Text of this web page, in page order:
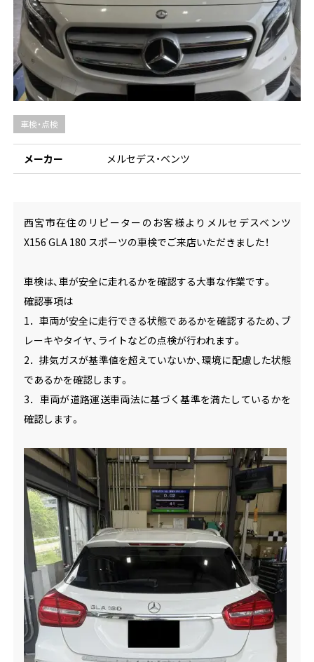
車検・点検
メーカー メルセデス・ベンツ
西宮市在住のリピーターのお客様よりメルセデスベンツ
X156 GLA 180 スポーツの車検でご来店いただきました！
車検は、車が安全に走れるかを確認する大事な作業です。
確認事項は
1．車両が安全に走行できる状態であるかを確認するため、ブ
レーキやタイヤ、ライトなどの点検が行われます。
2．排気ガスが基準値を超えていないか、環境に配慮した状態
であるかを確認します。
3．車両が道路運送車両法に基づく基準を満たしているかを
確認します。